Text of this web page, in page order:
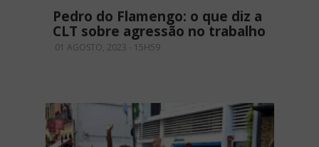
Pedro do Flamengo: o que diz a
CLT sobre agressão no trabalho
01 AGOSTO, 2023 - 15H59